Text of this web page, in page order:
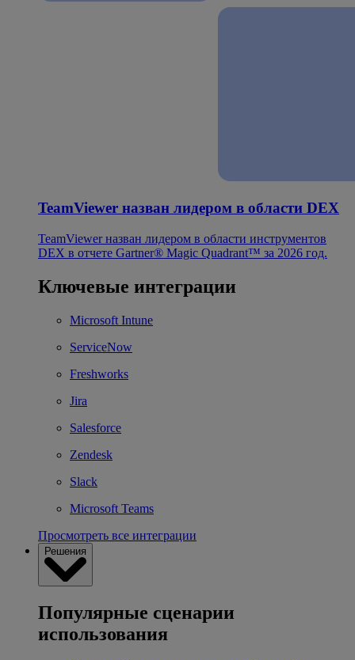
TeamViewer назван лидером в области DEX
TeamViewer назван лидером в области инструментов
DEX в отчете Gartner® Magic Quadrant™ за 2026 год.
Ключевые интеграции
Microsoft Intune
ServiceNow
Freshworks
Jira
Salesforce
Zendesk
Slack
Microsoft Teams
Просмотреть все интеграции
Решения
Популярные сценарии
использования